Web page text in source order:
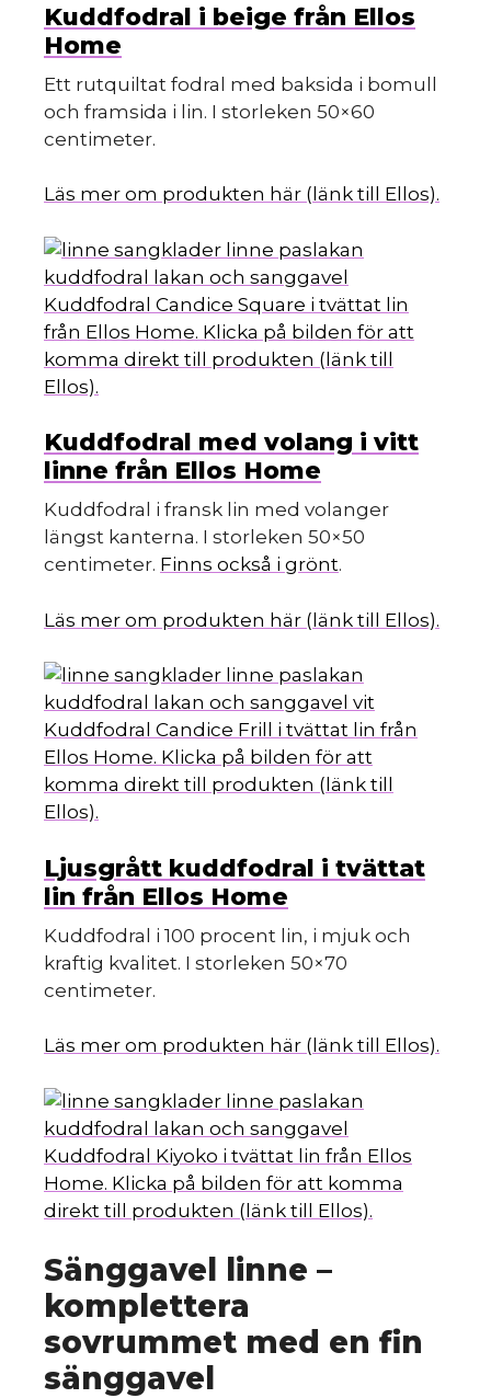
Kuddfodral i beige från Ellos
Home
Ett rutquiltat fodral med baksida i bomull
och framsida i lin. I storleken 50×60
centimeter.
Läs mer om produkten här (länk till Ellos).
Kuddfodral Candice Square i tvättat lin
från Ellos Home. Klicka på bilden för att
komma direkt till produkten (länk till
Ellos).
Kuddfodral med volang i vitt
linne från Ellos Home
Kuddfodral i fransk lin med volanger
längst kanterna. I storleken 50×50
centimeter. Finns också i grönt.
Läs mer om produkten här (länk till Ellos).
Kuddfodral Candice Frill i tvättat lin från
Ellos Home. Klicka på bilden för att
komma direkt till produkten (länk till
Ellos).
Ljusgrått kuddfodral i tvättat
lin från Ellos Home
Kuddfodral i 100 procent lin, i mjuk och
kraftig kvalitet. I storleken 50×70
centimeter.
Läs mer om produkten här (länk till Ellos).
Kuddfodral Kiyoko i tvättat lin från Ellos
Home. Klicka på bilden för att komma
direkt till produkten (länk till Ellos).
Sänggavel linne –
komplettera
sovrummet med en fin
sänggavel